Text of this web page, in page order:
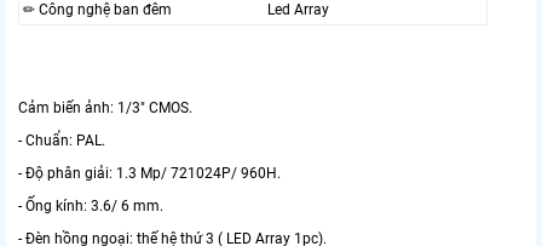
✏ Công nghệ ban đêm
Led Array
Cảm biến ảnh: 1/3" CMOS.
- Chuẩn: PAL.
- Độ phân giải: 1.3 Mp/ 721024P/ 960H.
- Ống kính: 3.6/ 6 mm.
- Đèn hồng ngoại: thế hệ thứ 3 ( LED Array 1pc).